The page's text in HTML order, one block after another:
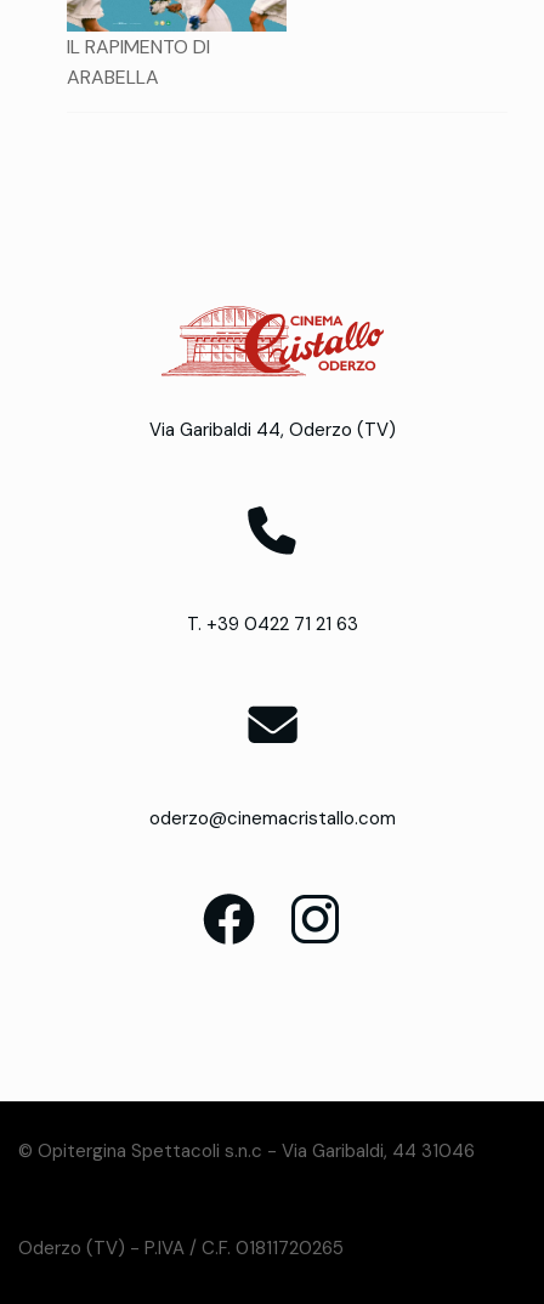
IL RAPIMENTO DI
ARABELLA
Via Garibaldi 44, Oderzo (TV)
T. +39 0422 71 21 63
oderzo@cinemacristallo.com
© Opitergina Spettacoli s.n.c - Via Garibaldi, 44 31046
Oderzo (TV) - P.IVA / C.F. 01811720265